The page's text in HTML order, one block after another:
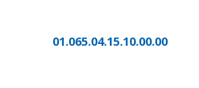
01.065.04.15.10.00.00